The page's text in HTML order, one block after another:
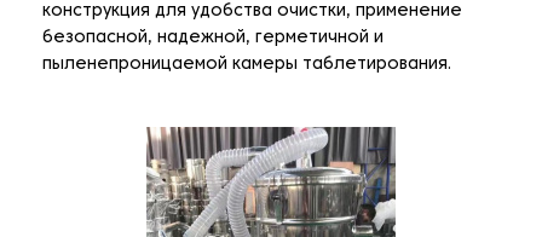
конструкция для удобства очистки, применение
безопасной, надежной, герметичной и
пыленепроницаемой камеры таблетирования.